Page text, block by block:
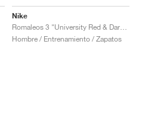
Nike
Hombre / Entrenamiento / Zapatos